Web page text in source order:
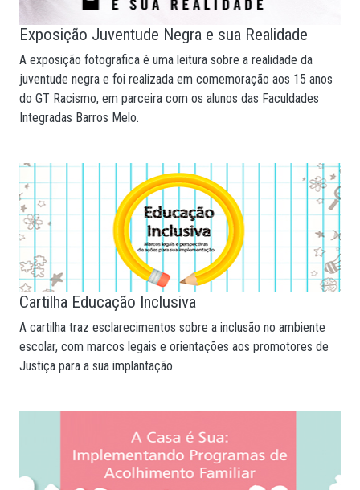
Exposição Juventude Negra e sua Realidade
A exposição fotografica é uma leitura sobre a realidade da
juventude negra e foi realizada em comemoração aos 15 anos
do GT Racismo, em parceira com os alunos das Faculdades
Integradas Barros Melo.
Cartilha Educação Inclusiva
A cartilha traz esclarecimentos sobre a inclusão no ambiente
escolar, com marcos legais e orientações aos promotores de
Justiça para a sua implantação.